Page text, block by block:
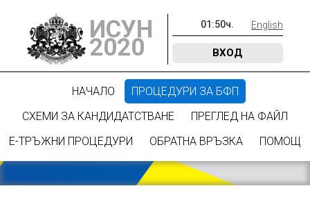
ИСУН
2020
01 :50ч. English
ВХОД
НАЧАЛО
ПРОЦЕДУРИ ЗА БФП
СХЕМИ ЗА КАНДИДАТСТВАНЕ
ПРЕГЛЕД НА ФАЙЛ
Е-ТРЪЖНИ ПРОЦЕДУРИ
ОБРАТНА ВРЪЗКА ПОМОЩ